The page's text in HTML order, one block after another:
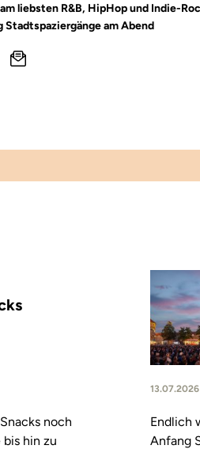
liebsten R&B, HipHop und Indie-
Stadtspaziergänge am Abend
noch
bis hin zu
Endlich
Anfang